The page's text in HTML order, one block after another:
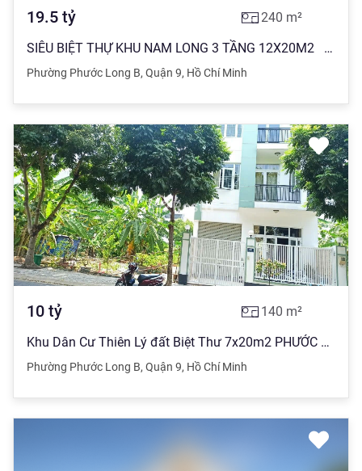
19.5 tỷ 240 m²
SIÊU BIỆT THỰ KHU NAM LONG 3 TẦNG 12X20M2 PHƯỚC LONG B, THỦ ĐỨC
Phường Phước Long B, Quận 9, Hồ Chí Minh
10 tỷ 140 m²
Khu Dân Cư Thiên Lý đất Biệt Thư 7x20m2 PHƯỚC LONG B, THỦ ĐỨC.
Phường Phước Long B, Quận 9, Hồ Chí Minh